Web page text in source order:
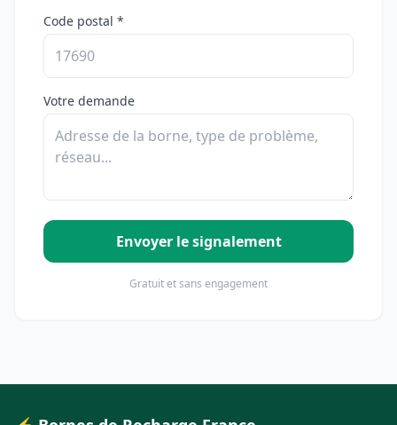
Code postal *
Votre demande
Envoyer le signalement
Gratuit et sans engagement